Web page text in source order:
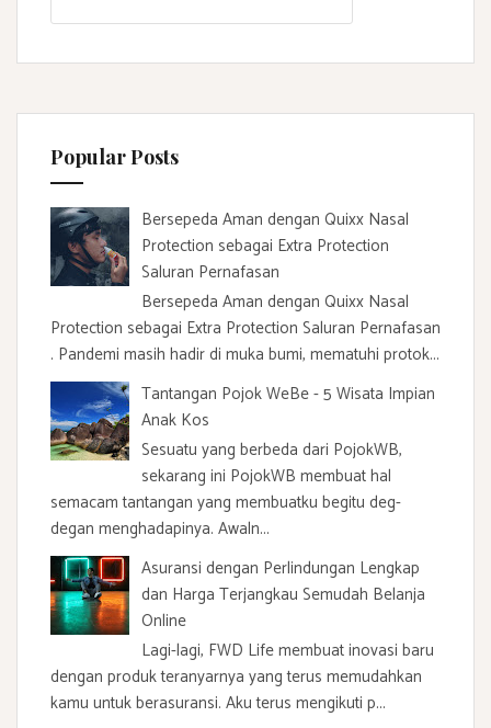
a
r
h
o
r
:
Popular Posts
Bersepeda Aman dengan Quixx Nasal
Protection sebagai Extra Protection
Saluran Pernafasan
Bersepeda Aman dengan Quixx Nasal
Protection sebagai Extra Protection Saluran Pernafasan
. Pandemi masih hadir di muka bumi, mematuhi protok...
Tantangan Pojok WeBe - 5 Wisata Impian
Anak Kos
Sesuatu yang berbeda dari PojokWB,
sekarang ini PojokWB membuat hal
semacam tantangan yang membuatku begitu deg-
degan menghadapinya. Awaln...
Asuransi dengan Perlindungan Lengkap
dan Harga Terjangkau Semudah Belanja
Online
Lagi-lagi, FWD Life membuat inovasi baru
dengan produk teranyarnya yang terus memudahkan
kamu untuk berasuransi. Aku terus mengikuti p...